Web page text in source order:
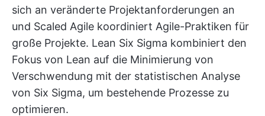
sich an veränderte Projektanforderungen an
und Scaled Agile koordiniert Agile-Praktiken für
große Projekte. Lean Six Sigma kombiniert den
Fokus von Lean auf die Minimierung von
Verschwendung mit der statistischen Analyse
von Six Sigma, um bestehende Prozesse zu
optimieren.